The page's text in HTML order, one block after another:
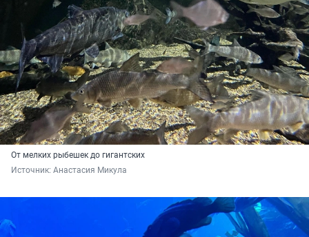
От мелких рыбешек до гигантских
Источник: Анастасия Микула